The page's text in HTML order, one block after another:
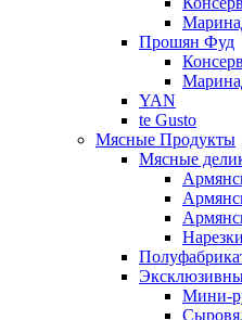
Прошян Фуд
YAN
te Gusto
Мясные Продукты
Мясные
Нарезки
Мини-